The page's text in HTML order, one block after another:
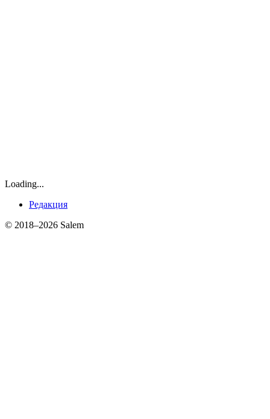
Loading...
Редакция
© 2018–2026 Salem